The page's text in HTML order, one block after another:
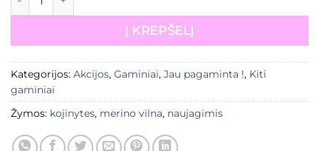
Į KREPŠELĮ
Kategorijos: Akcijos, Gaminiai, Jau pagaminta !, Kiti
gaminiai
Žymos: kojinytes, merino vilna, naujagimis